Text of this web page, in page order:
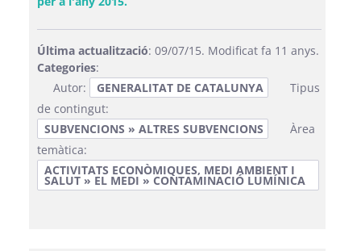
Última actualització: 09/07/15. Modificat fa 11 anys.
Categories:
Autor:
GENERALITAT DE CATALUNYA
Tipus
de contingut:
SUBVENCIONS » ALTRES SUBVENCIONS
Àrea
temàtica:
ACTIVITATS ECONÒMIQUES, MEDI AMBIENT I
SALUT » EL MEDI » CONTAMINACIÓ LUMÍNICA